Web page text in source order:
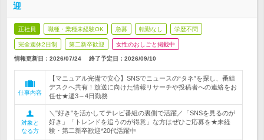
迎
正社員 職種・業種未経験OK 急募 転勤なし 学歴不問
完全週休2日制 第二新卒歓迎 女性のおしごと掲載中
情報更新日：2026/07/24 終了予定日： 2026/09/10
仕事内容
【マニュアル完備で安心】SNSでニュースの“タネ”を探し、番組
デスクへ共有！放送に向けた情報リサーチや投稿者への連絡をお
任せ★週3～4日勤務
対象と
なる方
＼"好き"を活かしてテレビ番組の裏側で活躍／「SNSを見るのが
好き」「トレンドを追うのが得意」な方はぜひご応募を★未経
験・第二新卒歓迎*20代活躍中